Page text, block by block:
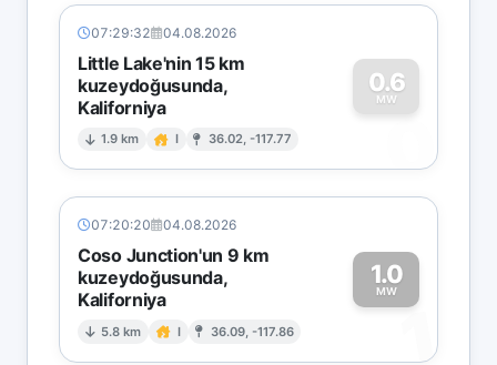
07:29:32 04.08.2026
Little Lake'nin 15 km
kuzeydoğusunda,
Kaliforniya
1.9 km I 36.02, -117.77
0.6
MW
0
07:20:20 04.08.2026
Coso Junction'un 9 km
kuzeydoğusunda,
Kaliforniya
5.8 km I 36.09, -117.86
1.0
MW
1